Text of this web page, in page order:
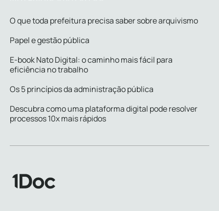
O que toda prefeitura precisa saber sobre arquivismo
Papel e gestão pública
E-book Nato Digital: o caminho mais fácil para
eficiência no trabalho
Os 5 princípios da administração pública
Descubra como uma plataforma digital pode resolver
processos 10x mais rápidos